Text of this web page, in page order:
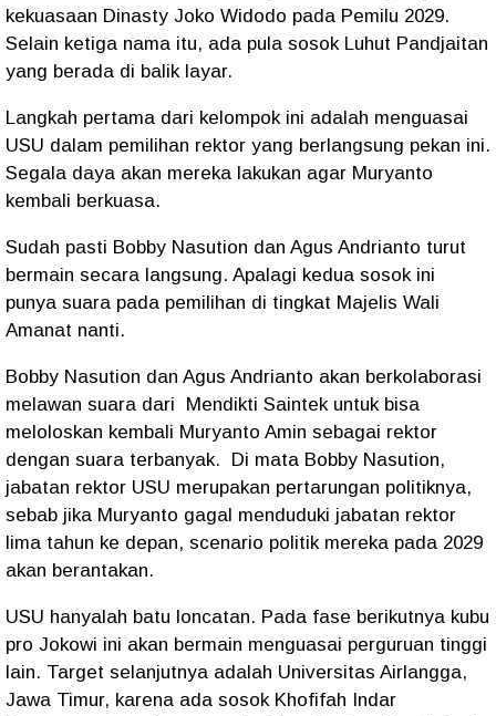
kekuasaan Dinasty Joko Widodo pada Pemilu 2029.
Selain ketiga nama itu, ada pula sosok Luhut Pandjaitan
yang berada di balik layar.
Langkah pertama dari kelompok ini adalah menguasai
USU dalam pemilihan rektor yang berlangsung pekan ini.
Segala daya akan mereka lakukan agar Muryanto
kembali berkuasa.
Sudah pasti Bobby Nasution dan Agus Andrianto turut
bermain secara langsung. Apalagi kedua sosok ini
punya suara pada pemilihan di tingkat Majelis Wali
Amanat nanti.
Bobby Nasution dan Agus Andrianto akan berkolaborasi
melawan suara dari
Mendikti Saintek untuk bisa
meloloskan kembali Muryanto Amin sebagai rektor
dengan suara terbanyak.
Di mata Bobby Nasution,
jabatan rektor USU merupakan pertarungan politiknya,
sebab jika Muryanto gagal menduduki jabatan rektor
lima tahun ke depan, scenario politik mereka pada 2029
akan berantakan.
USU hanyalah batu loncatan. Pada fase berikutnya kubu
pro Jokowi ini akan bermain menguasai perguruan tinggi
lain. Target selanjutnya adalah Universitas Airlangga,
Jawa Timur, karena ada sosok Khofifah Indar